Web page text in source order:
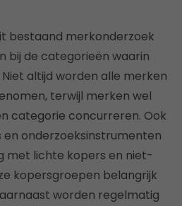
bestaand merkonderzoek
bij de categorieën waarin
altijd worden alle merken
terwijl merken wel
categorie concurreren. Ook
en onderzoeksinstrumenten
met lichte kopers en niet-
kopersgroepen belangrijk
worden regelmatig